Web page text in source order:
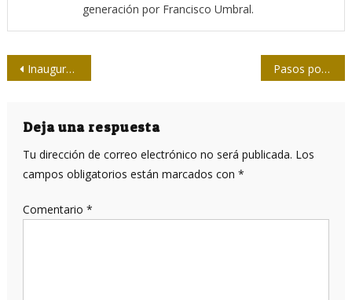
generación por Francisco Umbral.
Navegación
entradas
Inauguran Casa de la Prensa en Artemisa Pasos por las historias de Josefa Yáñez y Conchita Fernández
Deja una respuesta
Tu dirección de correo electrónico no será publicada. Los
campos obligatorios están marcados con *
Comentario *